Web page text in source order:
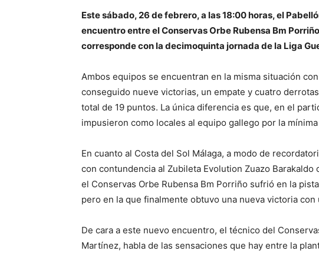
Este sábado, 26 de febrero, a las 18:00 horas, el
encuentro entre el Conservas Orbe Rubensa Bm
corresponde con la decimoquinta jornada de la Liga
Ambos equipos se encuentran en la misma situación
conseguido nueve victorias, un empate y cuatro
total de 19 puntos. La única diferencia es que, en el
impusieron como locales al equipo gallego por la
En cuanto al Costa del Sol Málaga, a modo de
con contundencia al Zubileta Evolution Zuazo
el Conservas Orbe Rubensa Bm Porriño sufrió en la
pero en la que finalmente obtuvo una nueva victoria con
De cara a este nuevo encuentro, el técnico del
Martínez, habla de las sensaciones que hay entre la